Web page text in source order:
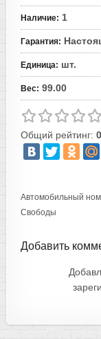
Наличие: 1
Гарантия:
Единица: шт.
Вес: 99.00
Общий рейтинг:
Автомобильный
Свободы
Добавить